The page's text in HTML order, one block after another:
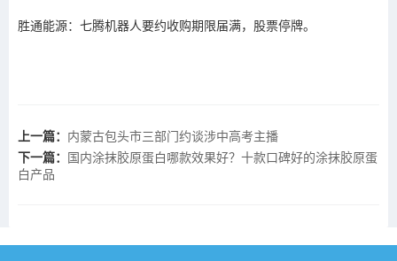
胜通能源：七腾机器人要约收购期限届满，股票停牌。
上一篇： 内蒙古包头市三部门约谈涉中高考主播
下一篇： 国内涂抹胶原蛋白哪款效果好？十款口碑好的涂抹胶原蛋
白产品